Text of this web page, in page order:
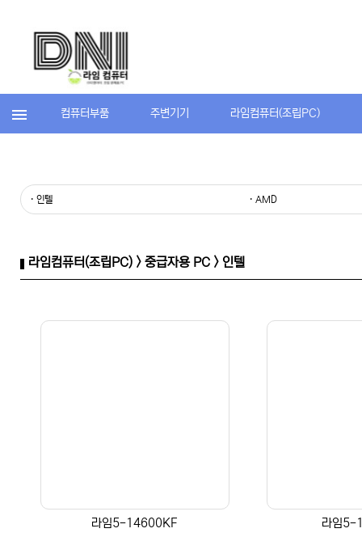
컴퓨터부품 주변기기 라임컴퓨터(조립PC)
· 인텔 · AMD
라임컴퓨터(조립PC) > 중급자용 PC > 인텔
라임5-14600KF 라임5-